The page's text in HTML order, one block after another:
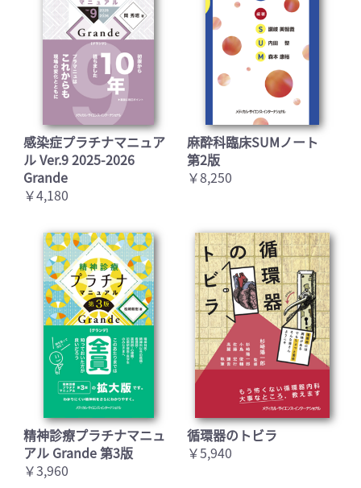
感染症プラチナマニュア
ル Ver.9 2025-2026
Grande
￥4,180
麻酔科臨床SUMノート
第2版
￥8,250
精神診療プラチナマニュ
アル Grande 第3版
￥3,960
循環器のトビラ
￥5,940